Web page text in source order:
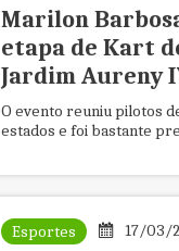
Marilon
etapa de Kart
Jardim Aureny
O evento reuniu pilotos
estados e foi bastante
Esportes 17/03/